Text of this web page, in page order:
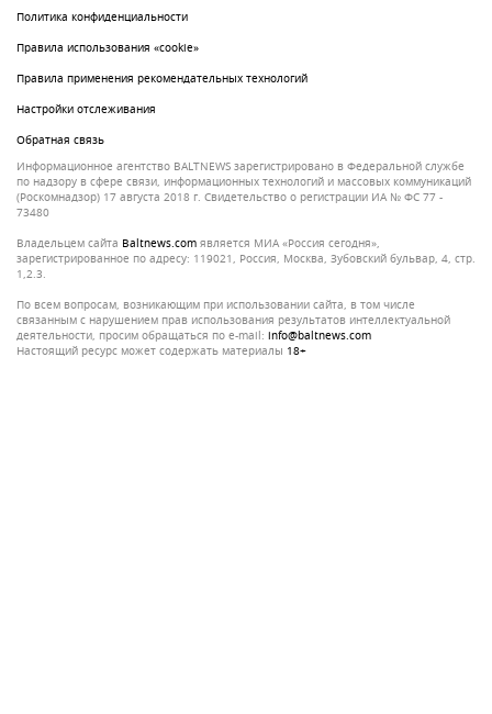
Политика конфиденциальности
Правила использования «cookie»
Правила применения рекомендательных технологий
Настройки отслеживания
Обратная связь
Информационное агентство BALTNEWS зарегистрировано в Федеральной службе
по надзору в сфере связи, информационных технологий и массовых коммуникаций
(Роскомнадзор) 17 августа 2018 г. Свидетельство о регистрации ИА № ФС 77 -
73480
Владельцем сайта
baltnews.com является МИА «Россия сегодня»,
зарегистрированное по адресу: 119021, Россия, Москва, Зубовский бульвар, 4, стр.
1,2.3.
По всем вопросам, возникающим при использовании сайта, в том числе
связанным с нарушением прав использования результатов интеллектуальной
деятельности, просим обращаться по e-mail: info@baltnews.com
Настоящий ресурс может содержать материалы 18+